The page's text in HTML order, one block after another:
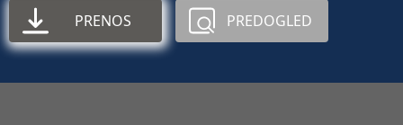
PRENOS PREDOGLED